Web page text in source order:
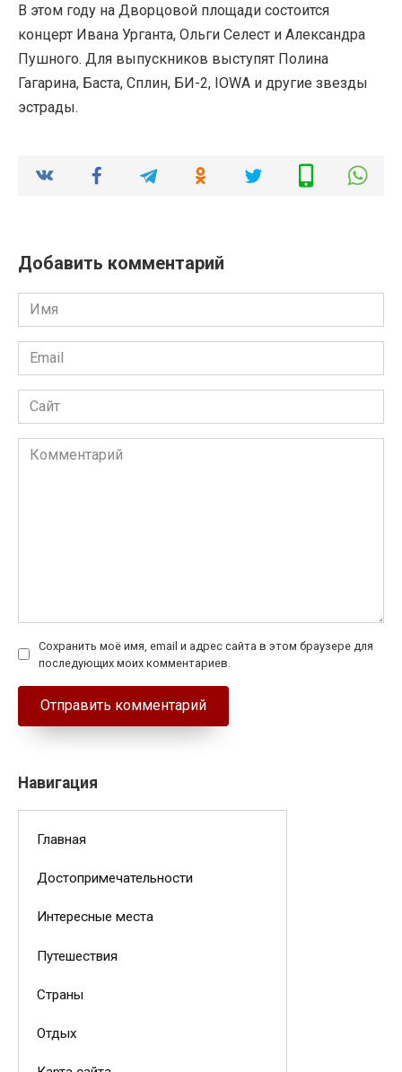
В этом году на Дворцовой площади состоится
концерт Ивана Урганта, Ольги Селест и Александра
Пушного. Для выпускников выступят Полина
Гагарина, Баста, Сплин, БИ-2, IOWA и другие звезды
эстрады.
Добавить комментарий
Имя
*
Email
*
Сайт
Комментарий
Сохранить моё имя, email и адрес сайта в этом браузере для
последующих моих комментариев.
Навигация
Главная
Достопримечательности
Интересные места
Путешествия
Страны
Отдых